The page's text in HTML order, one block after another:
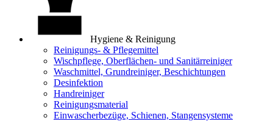
Hygiene & Reinigung
Reinigungs- & Pflegemittel
Wischpflege, Oberflächen- und Sanitärreiniger
Waschmittel, Grundreiniger, Beschichtungen
Desinfektion
Handreiniger
Reinigungsmaterial
Einwascherbezüge, Schienen, Stangensysteme